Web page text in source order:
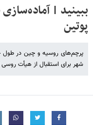
ببینید |
پوتین
پرچم‌های روسیه و چین در طول
شهر برای استقبال از هیأت